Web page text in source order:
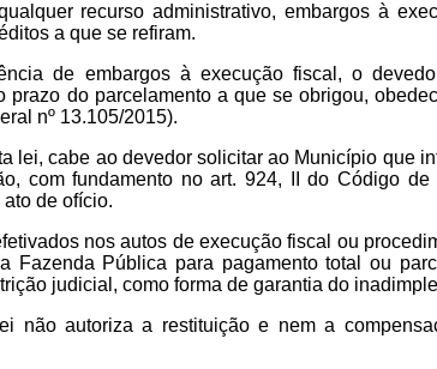
recurso administrativo, embargos à
a que se refiram.
de embargos à execução fiscal, o
do parcelamento a que se obrigou,
nº 13.105/2015).
lei, cabe ao devedor solicitar ao Município que
com fundamento no art. 924, II do Código
de ofício.
nos autos de execução fiscal ou
Fazenda Pública para pagamento total ou
judicial, como forma de garantia do
não autoriza a restituição e nem a